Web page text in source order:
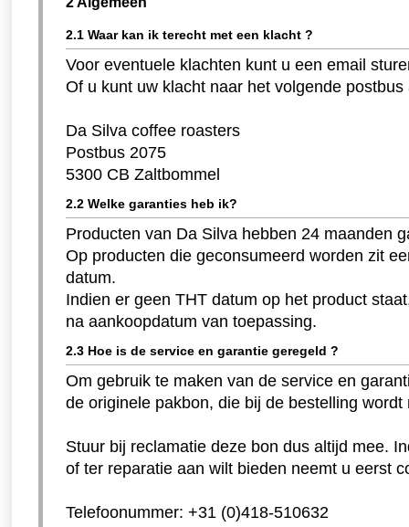
2.1 Waar kan ik terecht met een klacht ?
Voor eventuele klachten kunt u een email
Of u kunt uw klacht naar het volgende postbus
Da Silva coffee roasters
Postbus 2075
5300 CB Zaltbommel
2.2 Welke garanties heb ik?
Producten van Da Silva hebben 24 maanden
Op producten die geconsumeerd worden zit
datum.
Indien er geen THT datum op het product
na aankoopdatum van toepassing.
2.3 Hoe is de service en garantie geregeld ?
Om gebruik te maken van de service en
de originele pakbon, die bij de bestelling wordt
Stuur bij reclamatie deze bon dus altijd mee.
of ter reparatie aan wilt bieden neemt u eerst
Telefoonummer: +31 (0)418-510632